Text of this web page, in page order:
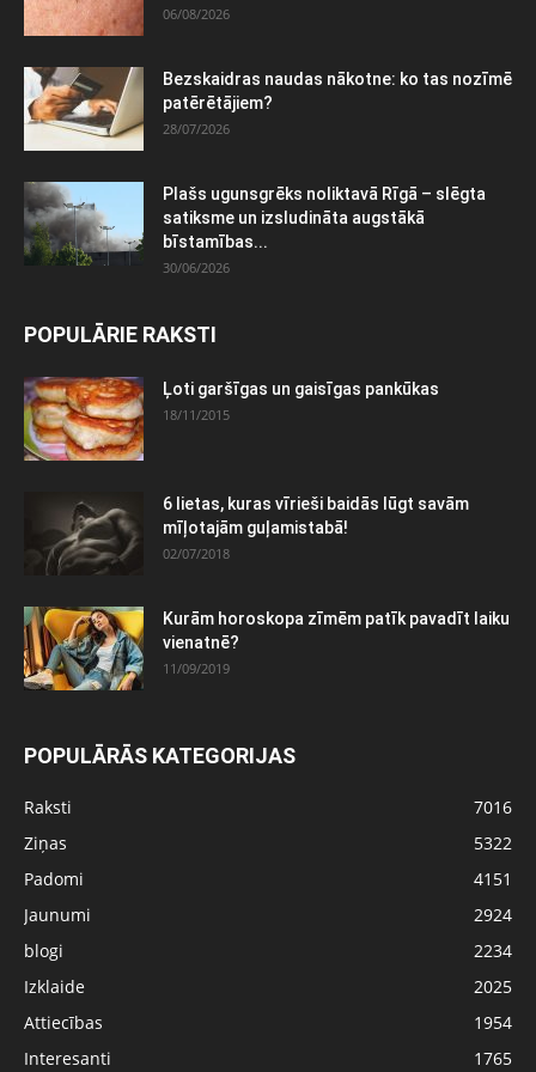
06/08/2026
Bezskaidras naudas nākotne: ko tas nozīmē
patērētājiem?
28/07/2026
Plašs ugunsgrēks noliktavā Rīgā – slēgta
satiksme un izsludināta augstākā
bīstamības...
30/06/2026
POPULĀRIE RAKSTI
Ļoti garšīgas un gaisīgas pankūkas
18/11/2015
6 lietas, kuras vīrieši baidās lūgt savām
mīļotajām guļamistabā!
02/07/2018
Kurām horoskopa zīmēm patīk pavadīt laiku
vienatnē?
11/09/2019
POPULĀRĀS KATEGORIJAS
Raksti
7016
Ziņas
5322
Padomi
4151
Jaunumi
2924
blogi
2234
Izklaide
2025
Attiecības
1954
Interesanti
1765